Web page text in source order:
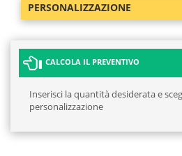
PERSONALIZZAZIONE
CALCOLA IL PREVENTIVO
Inserisci la quantità desiderata e
personalizzazione